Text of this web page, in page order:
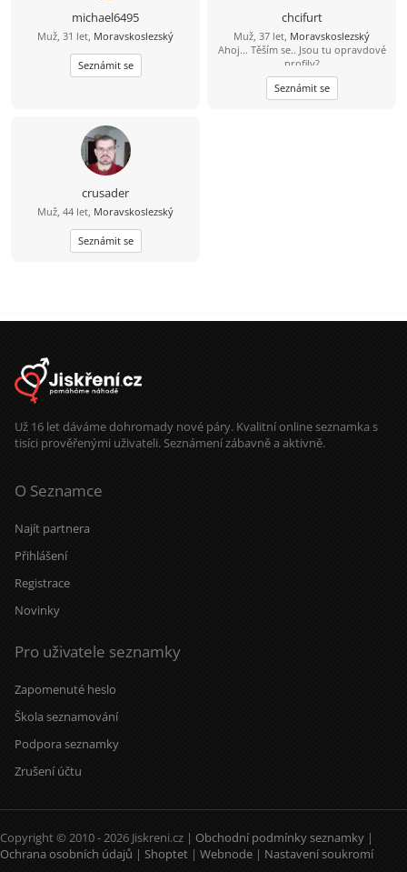
michael6495
Muž, 31 let, Moravskoslezský
Seznámit se
chcifurt
Muž, 37 let, Moravskoslezský
Ahoj... Těším se.. Jsou tu opravdové
profily?
Seznámit se
crusader
Muž, 44 let, Moravskoslezský
Seznámit se
Už 16 let dáváme dohromady nové páry. Kvalitní online seznamka s
tisíci prověřenými uživateli. Seznámení zábavně a aktivně.
O Seznamce
Najít partnera
Přihlášení
Registrace
Novinky
Pro uživatele seznamky
Zapomenuté heslo
Škola seznamování
Podpora seznamky
Zrušení účtu
Copyright © 2010 - 2026 Jiskreni.cz | Obchodní podmínky seznamky |
Ochrana osobních údajů | Shoptet | Webnode | Nastavení soukromí